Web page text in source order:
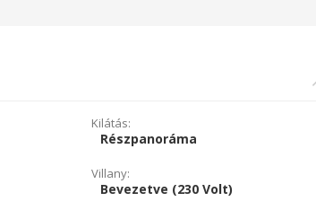
Kilátás:
Részpanoráma
Villany:
Bevezetve (230 Volt)